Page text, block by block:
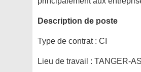
Description de poste
Type de contrat : CI
Lieu de travail : TANGER-